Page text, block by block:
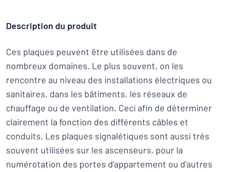
Description du produit
Ces plaques peuvent être utilisées dans de
nombreux domaines. Le plus souvent, on les
rencontre au niveau des installations électriques ou
sanitaires, dans les bâtiments, les réseaux de
chauffage ou de ventilation. Ceci afin de déterminer
clairement la fonction des différents câbles et
conduits. Les plaques signalétiques sont aussi très
souvent utilisées sur les ascenseurs, pour la
numérotation des portes d'appartement ou d'autres